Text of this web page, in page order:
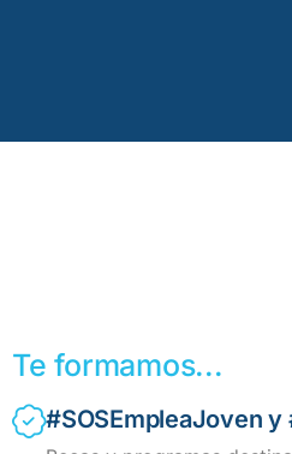
Te formamos...
#SOSEmpleaJoven y